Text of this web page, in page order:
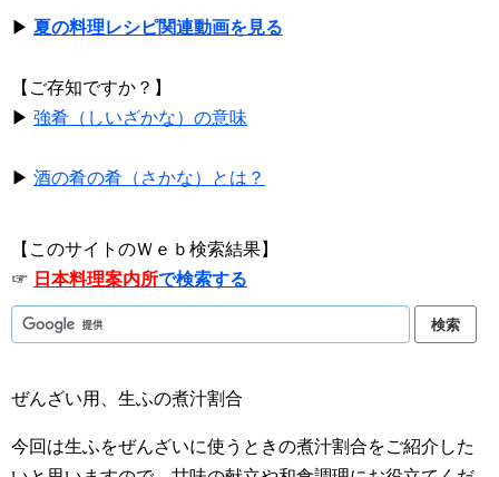
▶ 夏の料理レシピ関連動画を見る
【ご存知ですか？】
▶ 強肴（しいざかな）の意味
▶ 酒の肴の肴（さかな）とは？
【このサイトのＷｅｂ検索結果】
☞ 日本料理案内所で検索する
ぜんざい用、生ふの煮汁割合
今回は生ふをぜんざいに使うときの煮汁割合をご紹介した